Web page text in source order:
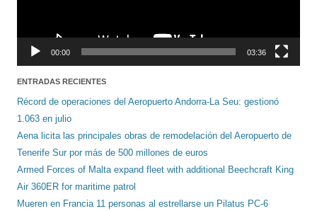
00:00 03:36
ENTRADAS RECIENTES
Récord de operaciones del Aeropuerto Andorra-La Seu: gestionó
1.063 en julio
Aena licita las principales obras de remodelación del Aeropuerto de
Tenerife Sur por más de 500 millones de euros
Armed Forces of Malta expand fleet with additional Beechcraft King
Air 360ER for maritime patrol
Mueren en Francia 11 personas al estrellarse un Pilatus PC-6